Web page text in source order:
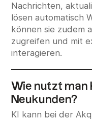
Nachrichten,
lösen automatisch
können sie zudem
zugreifen und mit
interagieren.
Wie nutzt man
Neukunden?
KI kann bei der